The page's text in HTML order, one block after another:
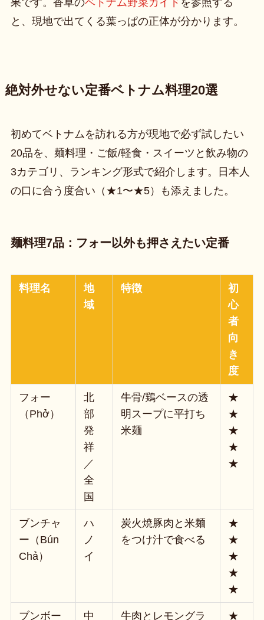
果です。香草のベトナム野菜ガイド を参照する
と、現地で出てくる葉っぱの正体が分かります。
絶対外せない定番ベトナム料理20選
初めてベトナムを訪れる方が現地で必ず試したい
20品を、麺料理・ご飯/軽食・スイーツと飲み物の
3カテゴリ、ランキング形式で紹介します。日本人
の口に合う度合い（★1〜★5）も添えました。
麺料理7品：フォー以外も押さえたい定番
料理名
地
域
特徴
初
心
者
向
き
度
フォー
（Phở）
北
部
発
祥
／
全
国
牛骨/鶏ベースの透
明スープに平打ち
米麺
★
★
★
★
★
ブンチャ
ー（Bún
Chả）
ハ
ノ
イ
炭火焼豚肉と米麺
をつけ汁で食べる
★
★
★
★
★
ブンボー
中
牛肉とレモングラ
★